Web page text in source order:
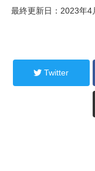
最終更新日：2023年4
Twitter